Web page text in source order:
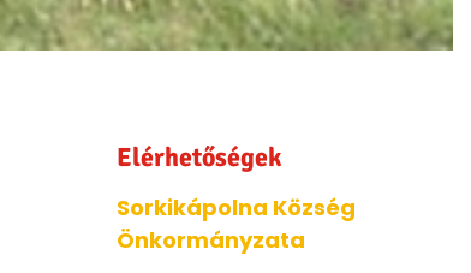
Elérhetőségek
Sorkikápolna Község
Önkormányzata